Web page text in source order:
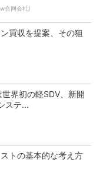
合同会社)
買収を提案、その狙
界初の軽SDV、新開
ステ...
トの基本的な考え方